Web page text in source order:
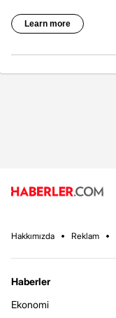
Hakkımızda Reklam
Haberler
Ekonomi